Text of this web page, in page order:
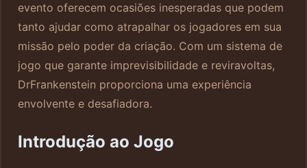
evento oferecem ocasiões inesperadas que podem
tanto ajudar como atrapalhar os jogadores em sua
missão pelo poder da criação. Com um sistema de
jogo que garante imprevisibilidade e reviravoltas,
DrFrankenstein proporciona uma experiência
envolvente e desafiadora.
Introdução ao Jogo